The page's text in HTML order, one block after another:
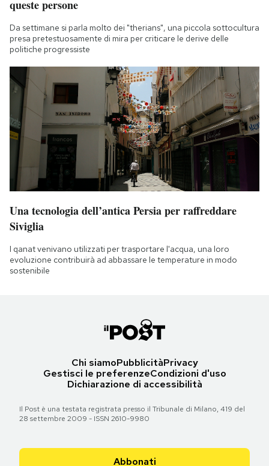
queste persone
Da settimane si parla molto dei "therians", una piccola sottocultura
presa pretestuosamente di mira per criticare le derive delle
politiche progressiste
Una tecnologia dell’antica Persia per raffreddare
Siviglia
I qanat venivano utilizzati per trasportare l'acqua, una loro
evoluzione contribuirà ad abbassare le temperature in modo
sostenibile
Chi siamoPubblicitàPrivacy
Gestisci le preferenzeCondizioni d'uso
Dichiarazione di accessibilità
Il Post è una testata registrata presso il Tribunale di Milano, 419 del
28 settembre 2009 - ISSN 2610-9980
Abbonati